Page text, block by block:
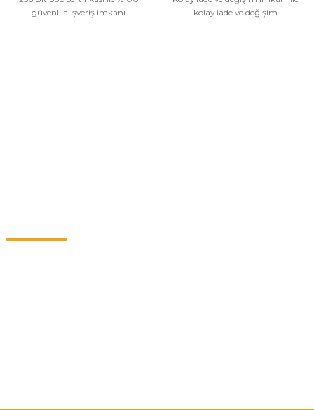
güvenli alışveriş imkanı
kolay iade ve değişim